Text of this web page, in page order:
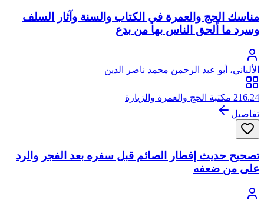
مناسك الحج والعمرة في الكتاب والسنة وآثار السلف
وسرد ما ألحق الناس بها من بدع
الألباني، أبو عبد الرحمن محمد ناصر الدين
216.24 مكتبة الحج والعمرة والزيارة
تفاصيل
تصحيح حديث إفطار الصائم قبل سفره بعد الفجر والرد
على من ضعفه